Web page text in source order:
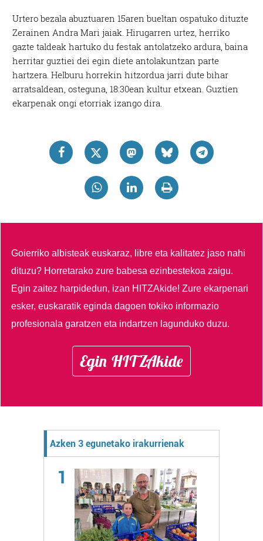
Urtero bezala abuztuaren 15aren bueltan ospatuko dituzte
Zerainen Andra Mari jaiak. Hirugarren urtez, herriko
gazte taldeak hartuko du festak antolatzeko ardura, baina
herritar guztiei dei egin diete antolakuntzan parte
hartzera. Helburu horrekin hitzordua jarri dute bihar
arratsaldean, osteguna, 18:30ean kultur etxean. Guztien
ekarpenak ongi etorriak izango dira.
Goierriko albisteak euskaraz, libre eta kalitatez jaso nahi
dituzu? Horretarako zure babesa ezinbestekoa zaigu.
Egin zaitez harpidedun, izan HITZAkide!Zure ekarpenari
esker, euskaratik eginda dagoen tokiko informazio
profesionala garatzen eta indartzen lagunduko duzu.
Egin HITZAkide
Azken 3 egunetako irakurrienak
1